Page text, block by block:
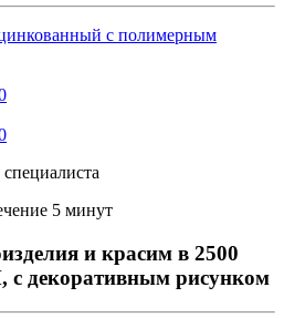
с полимерным
5 минут
и красим в 2500
декоративным рисунком